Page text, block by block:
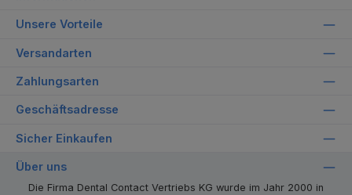
Unsere Vorteile
Versandarten
Zahlungsarten
Geschäftsadresse
Sicher Einkaufen
Über uns
Die Firma Dental Contact Vertriebs KG wurde im Jahr 2000 in